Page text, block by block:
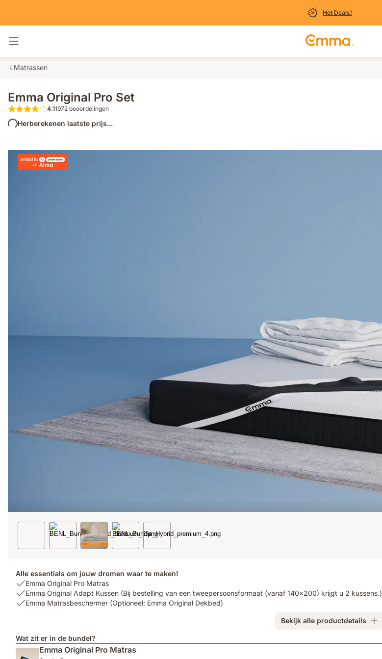
Hot Deals!
Matrassen
Emma Original Pro Set
4.1 van de 5 sterren 1972 beoordelingen
4.11972 beoordelingen
Herberekenen laatste prijs...
Alle essentials om jouw dromen waar te maken!
USP
1:
Emma
Emma Original Pro Matras
USP
2:
Kussen
(Bij
Emma Original Adapt Kussen (Bij bestelling van een tweepersoonsformaat (vanaf 140x200) krijgt u 2 kussens.)
USP
(Optioneel:
Emma
Emma Matrasbeschermer (Optioneel: Emma Original Dekbed)
Bekijk alle productdetails
Wat zit er in de bundel?
Emma Original Pro Matras